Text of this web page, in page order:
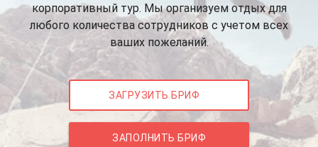
корпоративный тур. Мы организуем отдых для
любого количества сотрудников с учетом всех
ваших пожеланий.
ЗАГРУЗИТЬ БРИФ
ЗАПОЛНИТЬ БРИФ